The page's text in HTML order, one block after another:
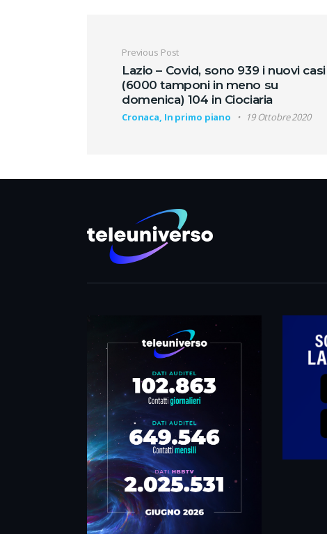
Navigazione articoli
Previous Post
Lazio – Covid, sono 939 i nuovi casi
(6000 tamponi in meno su
domenica) 104 in Ciociaria
Cronaca, In primo piano 19 Ottobre 2020